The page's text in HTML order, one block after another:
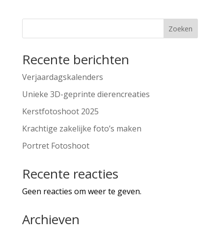
Zoeken
Recente berichten
Verjaardagskalenders
Unieke 3D-geprinte dierencreaties
Kerstfotoshoot 2025
Krachtige zakelijke foto’s maken
Portret Fotoshoot
Recente reacties
Geen reacties om weer te geven.
Archieven